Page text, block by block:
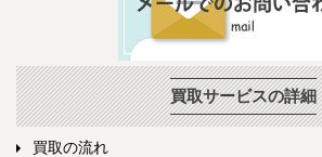
買取サービスの詳細
買取の流れ